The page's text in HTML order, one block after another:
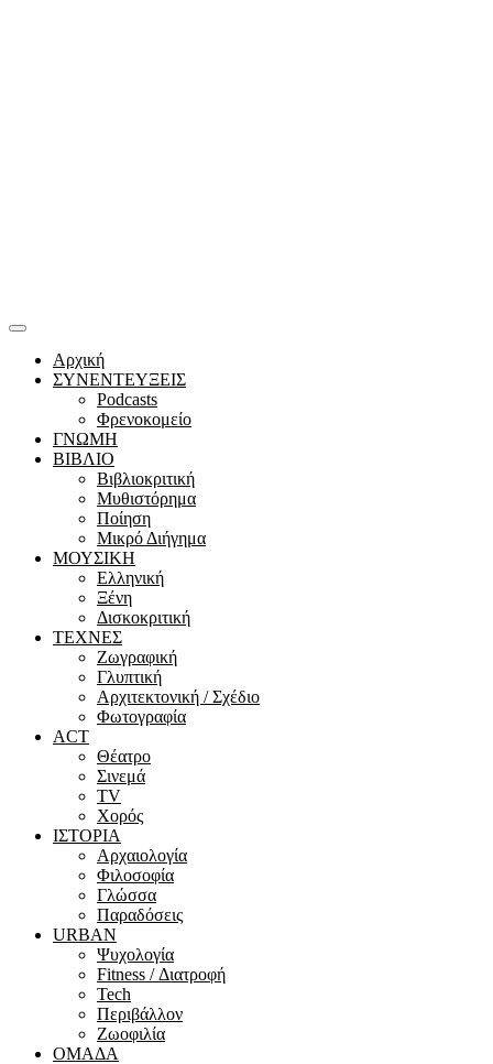
Αρχική
ΣΥΝΕΝΤΕΥΞΕΙΣ
Podcasts
Φρενοκομείο
ΓΝΩΜΗ
ΒΙΒΛΙΟ
Βιβλιοκριτική
Μυθιστόρημα
Ποίηση
Μικρό Διήγημα
ΜΟΥΣΙΚΗ
Ελληνική
Ξένη
Δισκοκριτική
ΤΕΧΝΕΣ
Ζωγραφική
Γλυπτική
Αρχιτεκτονική / Σχέδιο
Φωτογραφία
ACT
Θέατρο
Σινεμά
ΤV
Χορός
ΙΣΤΟΡΙΑ
Αρχαιολογία
Φιλοσοφία
Γλώσσα
Παραδόσεις
URBAN
Ψυχολογία
Fitness / Διατροφή
Tech
Περιβάλλον
Ζωοφιλία
ΟΜΑΔΑ